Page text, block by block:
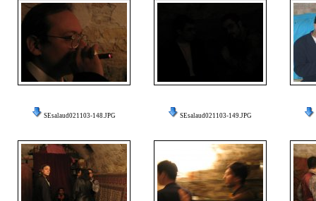
SEsalaud021103-148.JPG SEsalaud021103-149.JPG